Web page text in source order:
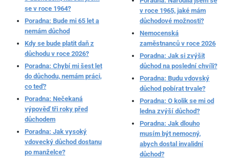
se v roce 1964?
Poradna: Bude mi 65 let a
nemám důchod
Kdy se bude platit daň z
důchodu v roce 2026?
Poradna: Chybí mi šest let
do důchodu, nemám práci,
co teď?
Poradna: Nečekaná
výpověď tři roky před
důchodem
Poradna: Jak vysoký
vdovecký důchod dostanu
po manželce?
v roce 1965, jaké mám
důchodové možnosti?
Nemocenská
zaměstnanců v roce 2026
Poradna: Jak si zvýšit
důchod na poslední chvíli?
Poradna: Budu vdovský
důchod pobírat trvale?
Poradna: O kolik se mi od
ledna zvýší důchod?
Poradna: Jak dlouho
musím být nemocný,
abych dostal invalidní
důchod?